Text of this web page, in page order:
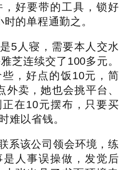
好要带的工具，锁好
的单程通勤之。
人寝，需要本人交水
芝连续交了100多元。
，好点的饭10元，简
卖，她也会挑平台、
在10元摆布，只要买
难以省钱。
该公司领会环境，练
人事误操做，发觉后